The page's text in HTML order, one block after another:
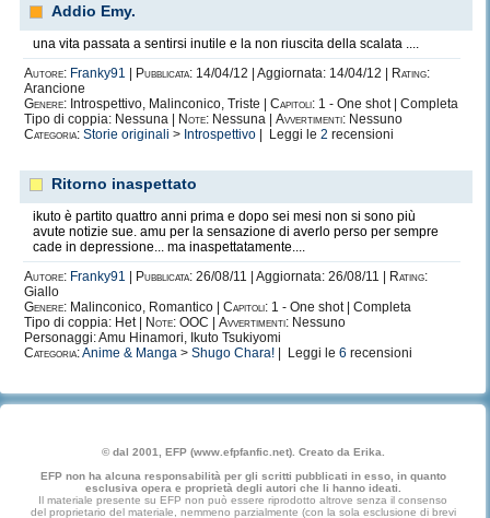
Addio Emy.
una vita passata a sentirsi inutile e la non riuscita della scalata ....
Autore: Franky91 Pubblicata: 14/04/12 | Aggiornata: 14/04/12 |
Rating:
Arancione
Genere: Introspettivo, Malinconico, Triste | Capitoli: 1 - One shot | Completa
Tipo di coppia: Nessuna |
Note: Nessuna | Avvertimenti: Nessuno
Categoria: Storie originali > Introspettivo | Leggi le 2 recensioni
Ritorno inaspettato
ikuto è partito quattro anni prima e dopo sei mesi non si sono più
avute notizie sue. amu per la sensazione di averlo perso per sempre
cade in depressione... ma inaspettatamente....
Autore: Franky91 Pubblicata: 26/08/11 | Aggiornata: 26/08/11 |
Rating:
Giallo
Genere: Malinconico, Romantico | Capitoli: 1 - One shot | Completa
Tipo di coppia: Het |
Note: OOC | Avvertimenti: Nessuno
Personaggi: Amu Hinamori, Ikuto Tsukiyomi
Categoria:Anime & Manga > Shugo Chara! | Leggi le 6 recensioni
© dal 2001, EFP (www.efpfanfic.net). Creato da Erika.
EFP non ha alcuna responsabilità per gli scritti pubblicati in esso, in quanto
esclusiva opera e proprietà degli autori che li hanno ideati.
Il materiale presente su EFP non può essere riprodotto altrove senza il consenso
del proprietario del materiale, nemmeno parzialmente (con la sola esclusione di brevi